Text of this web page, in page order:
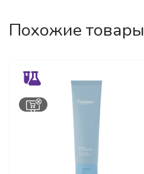
Похожие товары